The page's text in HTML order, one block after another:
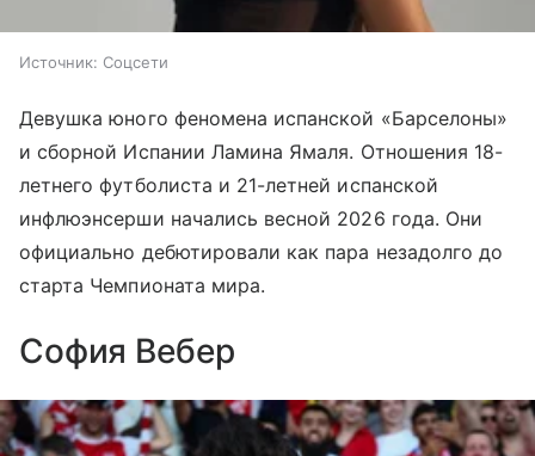
Источник: Соцсети
Девушка юного феномена испанской «Барселоны»
и сборной Испании Ламина Ямаля. Отношения 18-
летнего футболиста и 21-летней испанской
инфлюэнсерши начались весной 2026 года. Они
официально дебютировали как пара незадолго до
старта Чемпионата мира.
София Вебер